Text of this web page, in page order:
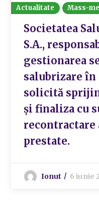
Actualitate Mass-
Societatea
S.A.,
gestionarea
salubrizare în
solicită
și finaliza cu
prestate.
Ionut 6 iunie